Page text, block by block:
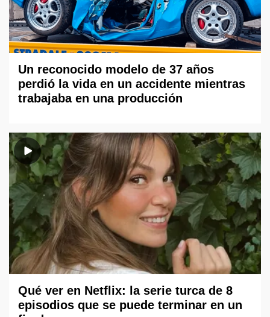
Un reconocido modelo de 37 años
perdió la vida en un accidente mientras
trabajaba en una producción
Qué ver en Netflix: la serie turca de 8
episodios que se puede terminar en un